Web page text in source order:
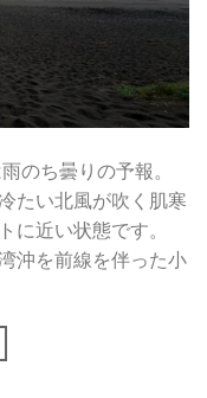
のち曇りの予報。
たい北風が吹く肌寒
に近い状態です。
沖を前線を伴った小